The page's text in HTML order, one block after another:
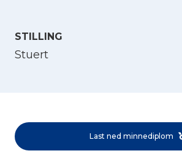
STILLING
Stuert
Last ned minnediplom